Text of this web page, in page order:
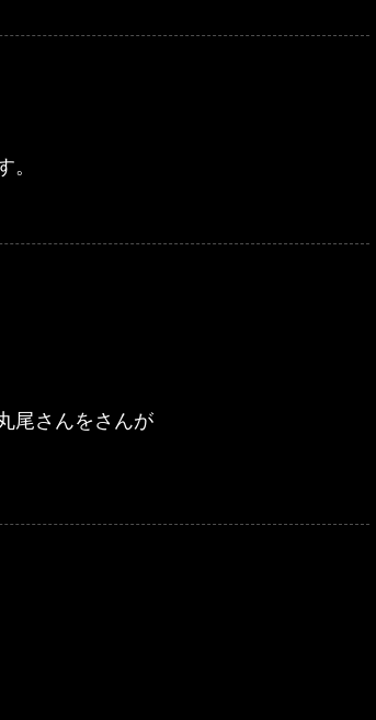
。
尾さんをさんが